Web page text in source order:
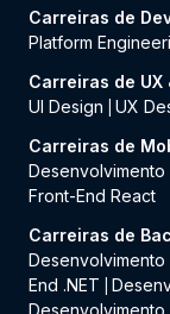
Carreiras de
Platform
Carreiras de UX
UI Design
UX
Carreiras de
Front-End React
Carreiras de
Desenvolvimento
End .NET
Desenvolvimento